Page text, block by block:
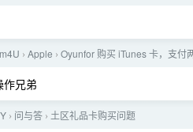
› Apple › Oyunfor 购买 iTunes 卡，支付
作兄弟
› 问与答 › 土区礼品卡购买问题